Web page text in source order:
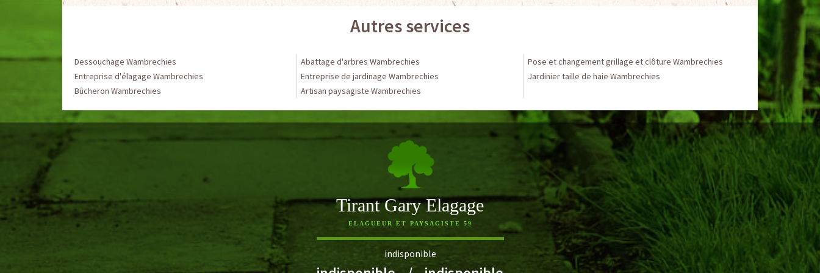
Autres services
Dessouchage Wambrechies
Entreprise d'élagage Wambrechies
Bûcheron Wambrechies
Abattage d'arbres Wambrechies
Entreprise de jardinage Wambrechies
Artisan paysagiste Wambrechies
Pose et changement grillage et clôture Wambrechies
Jardinier taille de haie Wambrechies
Tirant Gary Elagage
ELAGUEUR ET PAYSAGISTE 59
indisponible